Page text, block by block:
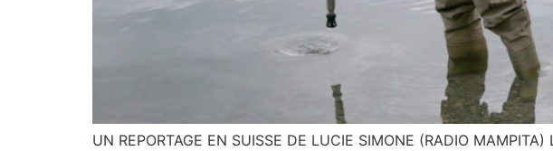
UN REPORTAGE EN SUISSE DE LUCIE SIMONE (RADIO